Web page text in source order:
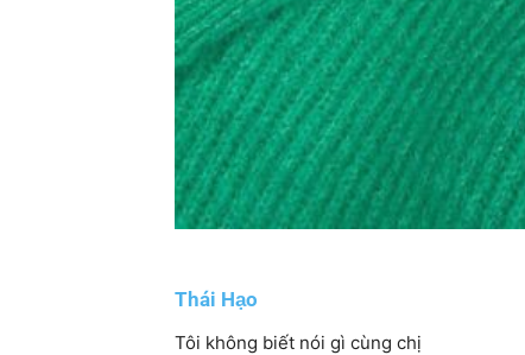
Thái Hạo
Tôi không biết nói gì cùng chị